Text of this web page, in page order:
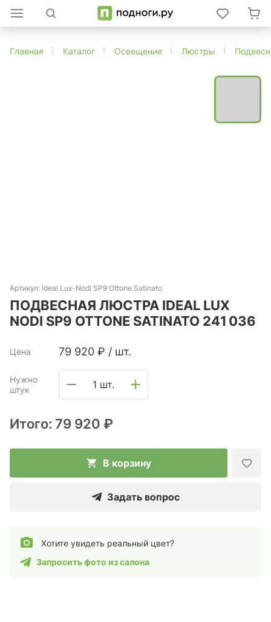
Главная Каталог Освещение Люстры
Артикул: Ideal Lux-Nodi SP9 Ottone Satinato
ПОДВЕСНАЯ ЛЮСТРА IDEAL LUX
NODI SP9 OTTONE SATINATO 241 036
Цена 79 920 ₽ / шт.
Нужно
штук
1 шт.
Итого: 79 920 ₽
В корзину
Задать вопрос
Хотите увидеть реальный цвет?
Запросить фото из салона